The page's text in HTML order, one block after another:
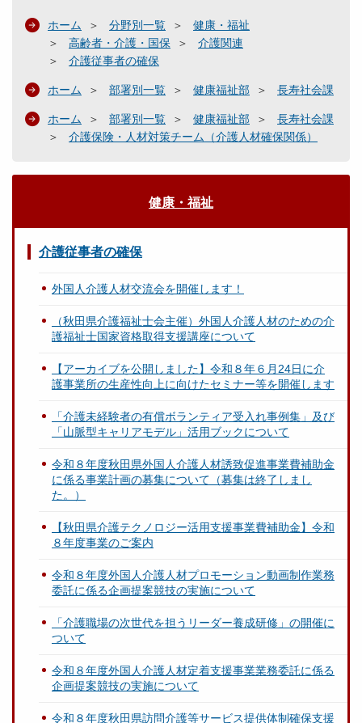
ホーム 分野別一覧
健康・福祉
高齢者・介護・国保
介護関連
介護従事者の確保
ホーム 部署別一覧 健康福祉部 長寿社会課
ホーム 部署別一覧 健康福祉部
長寿社会課
介護保険・人材対策チーム（介護人材確保関係）
健康・福祉
介護従事者の確保
外国人介護人材交流会を開催します！
（秋田県介護福祉士会主催）外国人介護人材のための介
護福祉士国家資格取得支援講座について
【アーカイブを公開しました】令和８年６月24日に介
護事業所の生産性向上に向けたセミナー等を開催します
「介護未経験者の有償ボランティア受入れ事例集」及び
「山脈型キャリアモデル」活用ブックについて
令和８年度秋田県外国人介護人材誘致促進事業費補助金
に係る事業計画の募集について（募集は終了しまし
た。）
【秋田県介護テクノロジー活用支援事業費補助金】令和
８年度事業のご案内
令和８年度外国人介護人材プロモーション動画制作業務
委託に係る企画提案競技の実施について
「介護職場の次世代を担うリーダー養成研修」の開催に
ついて
令和８年度外国人介護人材定着支援事業業務委託に係る
企画提案競技の実施について
令和８年度秋田県訪問介護等サービス提供体制確保支援